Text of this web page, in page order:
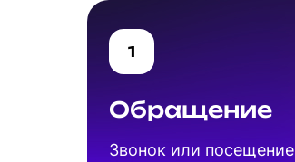
1
Обращение
Звонок или посещение